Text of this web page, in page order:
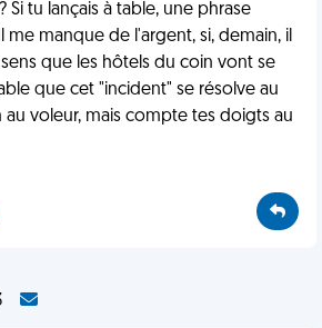
Si tu lançais à table, une phrase
me manque de l'argent, si, demain, il
que les hôtels du coin vont se
que cet "incident" se résolve au
au voleur, mais compte tes doigts au